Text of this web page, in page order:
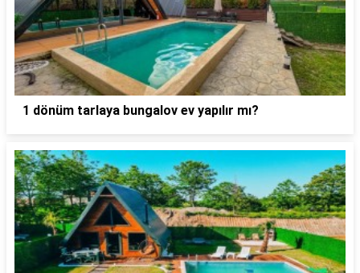
1 dönüm tarlaya bungalov ev yapılır mı?